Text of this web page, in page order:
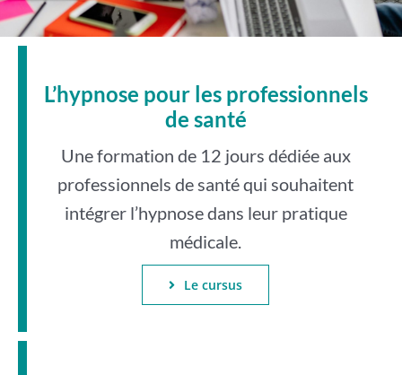
L’hypnose pour les professionnels
de santé
Une formation de 12 jours dédiée aux
professionnels de santé qui souhaitent
intégrer l’hypnose dans leur pratique
médicale.
Le cursus